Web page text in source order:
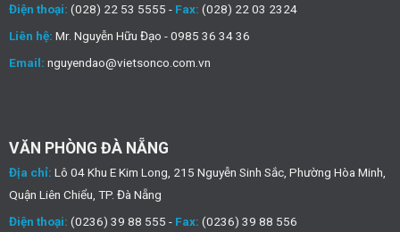
Điện thoại: (028) 22 53 5555 - Fax: (028) 22 03 2324
Liên hệ: Mr. Nguyễn Hữu Đạo - 0985 36 34 36
Email: nguyendao@vietsonco.com.vn
VĂN PHÒNG ĐÀ NẴNG
Địa chỉ: Lô 04 Khu E Kim Long, 215 Nguyễn Sinh Sắc, Phường Hòa Minh,
Quận Liên Chiểu, TP. Đà Nẵng
Điện thoại: (0236) 39 88 555 - Fax: (0236) 39 88 556